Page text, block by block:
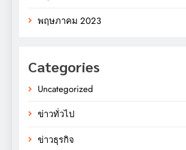
พฤษภาคม 2023
Categories
Uncategorized
ข่าวทั่วไป
ข่าวธุรกิจ